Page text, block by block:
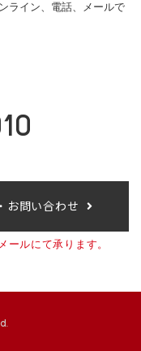
ライン、電話、メールで
お問い合わせ
ールにて承ります。